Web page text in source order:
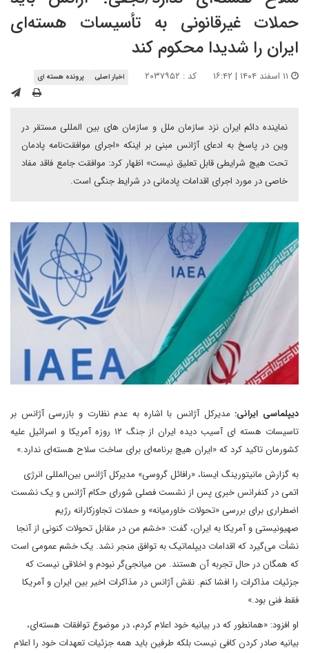
حملات غیرقانونی به تأسیسات هسته‌ای
ایران را شدیدا محکوم کند
کد : ۲۰۳۷۹۵۲ اخبار اصلی پرونده هسته ای
نماینده دائم ایران نزد سازمان ملل و سازمان های بین المللی مستقر در
وین در پاسخ به ادعای آژانس مبنی بر اینکه «اجرای موافقت‌نامه پادمان
تحت هیچ شرایطی قابل تعلیق نیست» اظهار کرد: موافقت جامع فاقد مفاد
خاصی در مورد اجرای اقدامات پادمانی در شرایط جنگی است.
دیپلماسی ایرانی: مدیرکل آژانس با اشاره به عدم نظارت و بازرسی آژانس بر
تاسیسات هسته ای آسیب دیده ایران از جنگ ۱۲ روزه آمریکا و اسرائیل علیه
کشورمان تاکید کرد که «ایران هیچ برنامه‌ای برای ساخت سلاح هسته‌ای ندارد.»
به گزارش مانیتورینگ ایسنا، «رافائل گروسی» مدیرکل آژانس بین‌المللی انرژی
اتمی در کنفرانس خبری پس از نشست فصلی شورای حکام آژانس و یک نشست
اضطراری برای بررسی «تحولات خاورمیانه» و حملات تجاوزکارانه رژیم
صهیونیستی و آمریکا به ایران، گفت: «خشم من در مقابل تحولات کنونی از آنجا
نشأت می‌گیرد که اقدامات دیپلماتیک به توافق منجر نشد. یک خشم عمومی است
که همگان در حال تجربه آن هستند. من میانجی‌گر نبودم و اخلاقی نیست که
جزئیات مذاکرات را افشا کنم. نقش آژانس در مذاکرات اخیر بین ایران و آمریکا
فقط فنی بود.»
او افزود: «همانطور که در بیانیه خود اعلام کردم، در موضوع توافقات هسته‌ای،
بیانیه‌ صادر کردن کافی نیست بلکه طرفین باید همه جزئیات تعهدات خود را اعلام